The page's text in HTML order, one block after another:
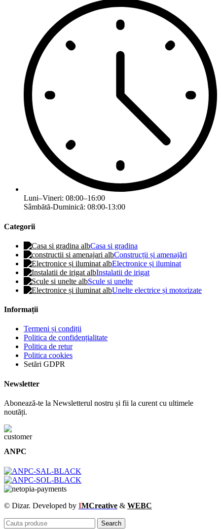
Luni–Vineri: 08:00–16:00
Sâmbătă-Duminică: 08:00-13:00
Categorii
Casa si gradina
Construcții și amenajări
Electronice și iluminat
Instalatii de irigat
Scule si unelte
Unelte electrice și motorizate
Informații
Termeni și condiții
Politica de confidențialitate
Politica de retur
Politica cookies
Setări GDPR
Newsletter
Abonează-te la Newsletterul nostru și fii la curent cu ultimele
noutăți.
ANPC
© Dizar. Developed by IMCreative & WEBC
Search